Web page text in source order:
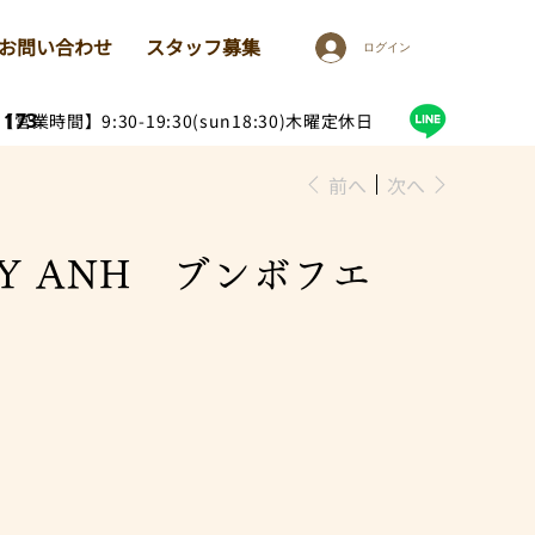
営業時間】9:30-19:30(sun18:30)木曜定休日
問い合わせ スタッフ募集 ログイン
前へ 次へ
ANH ブンボフエ